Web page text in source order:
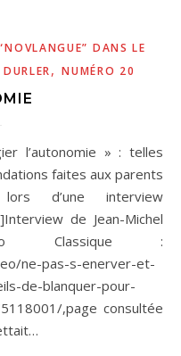
DANS LE
,NUMÉRO 20
l’autonomie » : telles
faites aux parents
d’une interview
de Jean-Michel
Classique :
ne-pas-s-enerver-et-
de-blanquer-pour-
,page consultée